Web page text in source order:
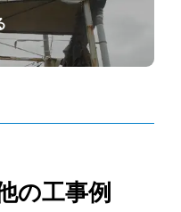
の工事例